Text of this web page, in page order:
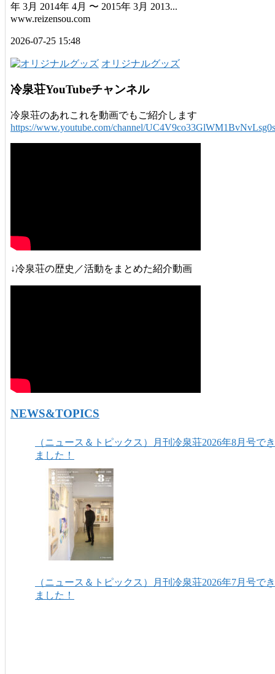
年 3月 2014年 4月 〜 2015年 3月 2013...
www.reizensou.com
2026-07-25 15:48
オリジナルグッズ
冷泉荘YouTubeチャンネル
冷泉荘のあれこれを動画でもご紹介します
https://www.youtube.com/channel/
↓冷泉荘の歴史／活動をまとめた紹介動画
NEWS&TOPICS
（ニュース＆トピックス）月刊冷泉荘2026年8月号でき
ました！
（ニュース＆トピックス）月刊冷泉荘2026年7月号でき
ました！